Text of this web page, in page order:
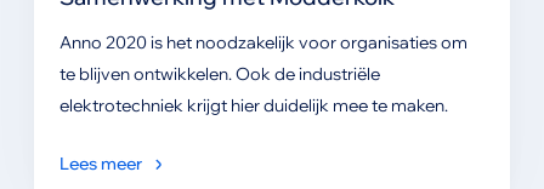
Anno 2020 is het noodzakelijk voor organisaties om
te blijven ontwikkelen. Ook de industriële
elektrotechniek krijgt hier duidelijk mee te maken.
Lees meer